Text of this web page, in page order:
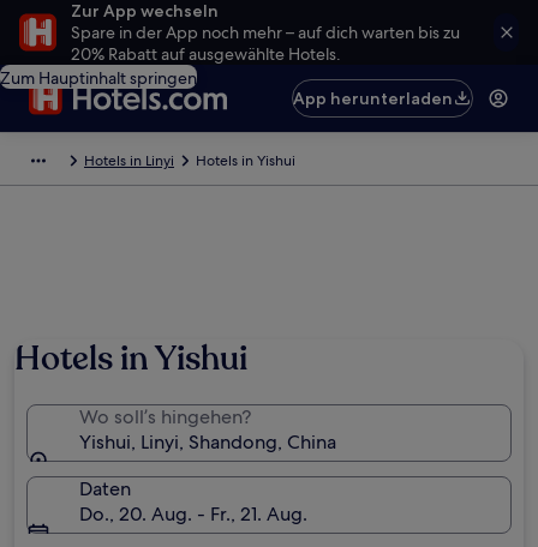
Zur App wechseln
Spare in der App noch mehr – auf dich warten bis zu
20% Rabatt auf ausgewählte Hotels.
Zum Hauptinhalt springen
App herunterladen
Hotels in Linyi Hotels in Yishui
Hotels in Yishui
Wo soll’s hingehen?
Yishui, Linyi, Shandong, China
Daten
Do., 20. Aug. - Fr., 21. Aug.